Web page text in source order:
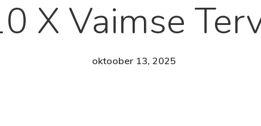
X Vaimse
oktoober 13, 2025